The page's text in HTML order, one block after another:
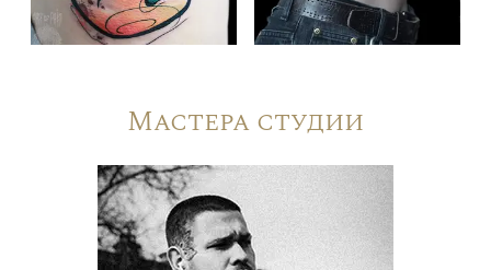
Мастера студии